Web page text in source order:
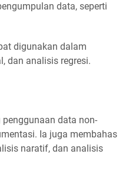
data, seperti
digunakan dalam
dan analisis regresi.
data non-
Ia juga membahas
naratif, dan analisis